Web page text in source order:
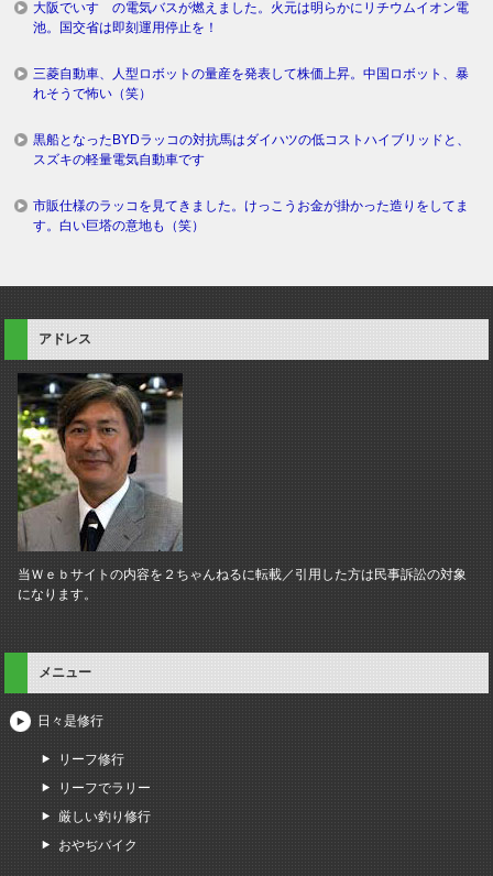
大阪でいすゞの電気バスが燃えました。火元は明らかにリチウムイオン電
池。国交省は即刻運用停止を！
三菱自動車、人型ロボットの量産を発表して株価上昇。中国ロボット、暴
れそうで怖い（笑）
黒船となったBYDラッコの対抗馬はダイハツの低コストハイブリッドと、
スズキの軽量電気自動車です
市販仕様のラッコを見てきました。けっこうお金が掛かった造りをしてま
す。白い巨塔の意地も（笑）
アドレス
当Ｗｅｂサイトの内容を２ちゃんねるに転載／引用した方は民事訴訟の対象
になります。
メニュー
日々是修行
リーフ修行
リーフでラリー
厳しい釣り修行
おやぢバイク